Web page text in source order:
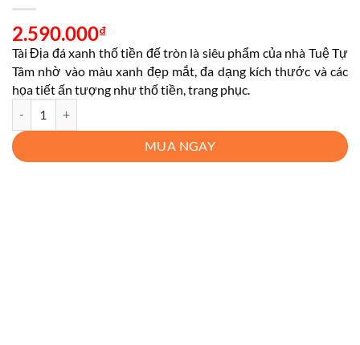
2.590.000₫
Tài Địa đá xanh thố tiền đế tròn là siêu phẩm của nhà Tuệ Tự
Tâm nhờ vào màu xanh đẹp mắt, đa dạng kích thước và các
họa tiết ấn tượng như thố tiền, trang phục.
MUA NGAY